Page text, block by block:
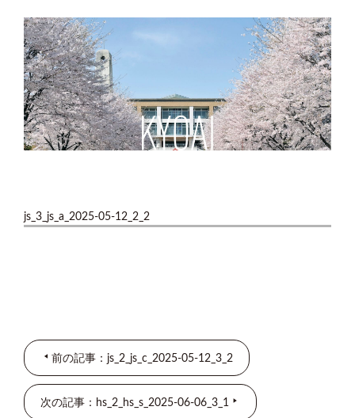
js_3_js_a_2025-05-12_2_2
前の記事：js_2_js_c_2025-05-12_3_2
次の記事：hs_2_hs_s_2025-06-06_3_1